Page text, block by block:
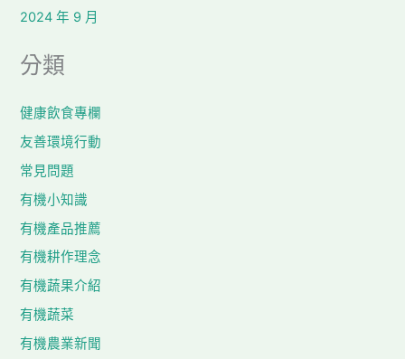
2024 年 9 月
分類
健康飲食專欄
友善環境行動
常見問題
有機小知識
有機產品推薦
有機耕作理念
有機蔬果介紹
有機蔬菜
有機農業新聞